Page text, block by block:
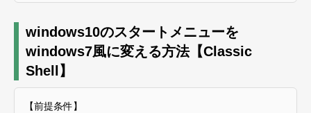
windows10のスタートメニューを
windows7風に変える方法【Classic
Shell】
【前提条件】